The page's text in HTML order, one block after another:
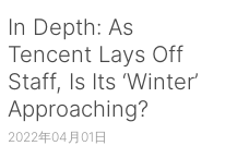
In Depth: As
Tencent Lays Off
Staff, Is Its ‘Winter’
Approaching?
2022年04月01日